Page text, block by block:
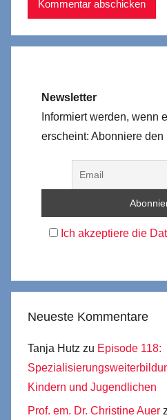
Newsletter
Informiert werden, wenn
erscheint: Abonniere den
Ich akzeptiere die
Neueste Kommentare
Tanja Hutz zu Episode 118:
Kindern und Jugendlichen
Prof. em. Dr. Christine Auer